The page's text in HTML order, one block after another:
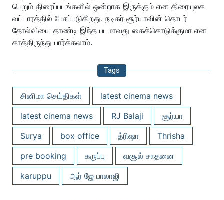
பெறும் திரைப்படங்களில் ஒன்றாக இருக்கும் என திரையுலக
வட்டாரத்தில் பேசப்படுகிறது. நடிகர் சூர்யாவின் தொடர்
தோல்வியை தாண்டி இந்த படமாவது கைக்கொடுக்குமா என
காத்திருந்து பார்க்கலாம்.
Tags
சினிமா செய்திகள்
latest cinema news
latest cinema news
RJ Balaji
சூர்யா
Surya
box office த்ரிஷா
Thrisha
pre booking
கருப்பு
வசூல் சாதனை
karuppu
ஆர் ஜே பாலாஜி